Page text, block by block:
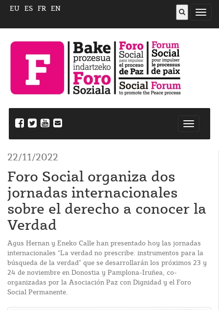
Abrir
EU ES FR EN
22/11/2022
Foro Social organiza dos
jornadas internacionales
sobre el derecho a conocer la
Verdad
Agus Hernan y Eneko Calle han presentado hoy las jornadas
internacionales “La verdad no prescribe: instrumentos para la
búsqueda de la verdad” que se desarrollarán los próximos 23 y
24 de noviembre en Donostia y Pamplona-Iruñea, co-
organizadas por la Asociación Paz con Dignidad y el Foro
Social Permanente.